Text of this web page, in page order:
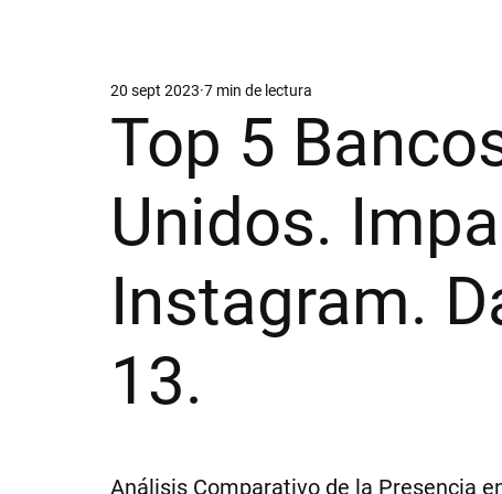
Top 5
Unidos.
Instagram.
13.
20 sept 2023 7 min de lectura
Análisis Comparativo de la Presencia